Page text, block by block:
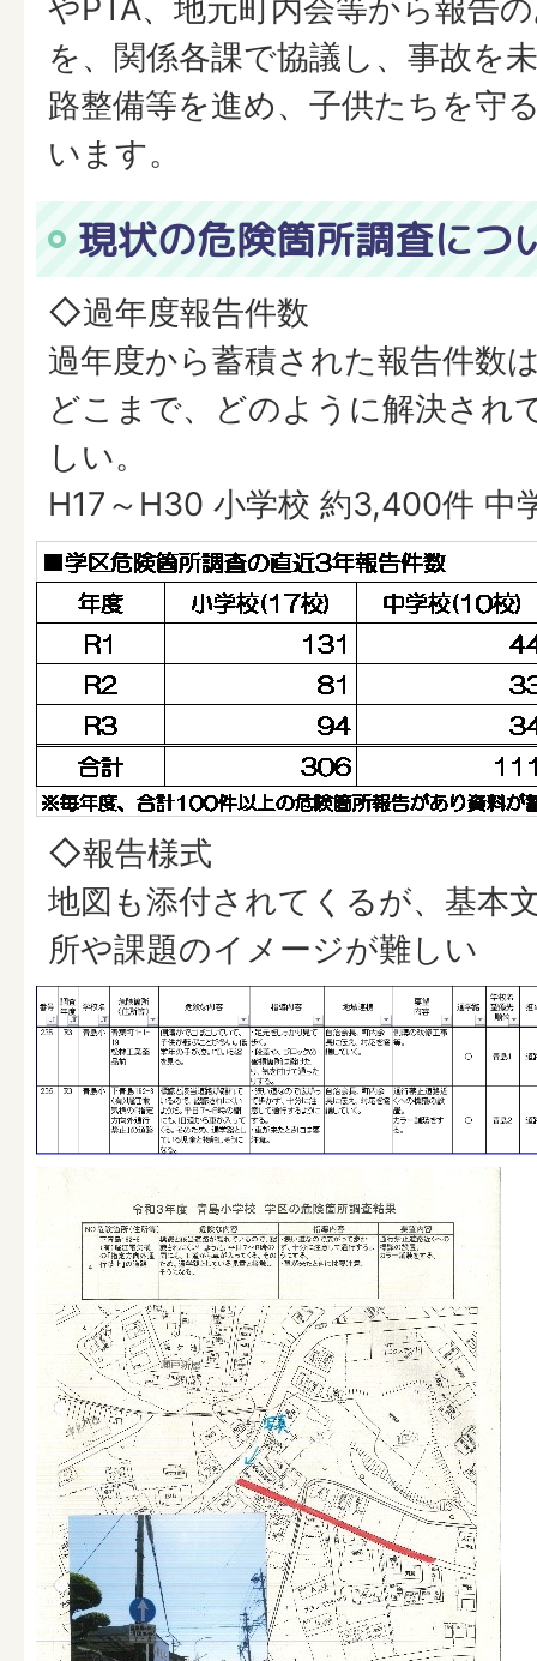
やPTA、地元町内会等から報告
を、関係各課で協議し、事故を
路整備等を進め、子供たちを守
います。
現状の危険箇所調査につ
◇過年度報告件数
過年度から蓄積された報告件数
どこまで、どのように解決され
しい。
H17～H30 小学校 約3,400件 中
◇報告様式
地図も添付されてくるが、基本
所や課題のイメージが難しい